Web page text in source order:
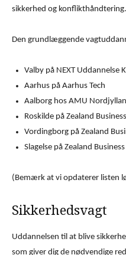
sikkerhed og konflikthåndtering.
Den grundlæggende
Valby på NEXT Uddannelse
Aarhus på Aarhus Tech
Aalborg hos AMU
Roskilde på Zealand
Vordingborg på Zealand
Slagelse på Zealand
(Bemærk at vi opdaterer listen
Sikkerhedsvagt
Uddannelsen til at blive
som giver dig de nødvendige